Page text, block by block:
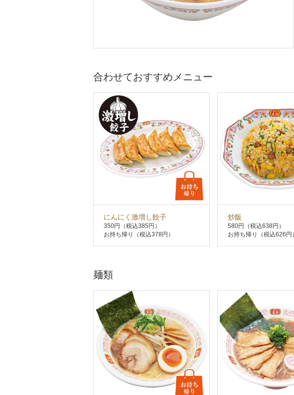
合わせておすすめメニュー
にんにく激増し餃子
350円
（税込385円）
お持ち帰り（税込378円）
炒飯
580円
（税込638円）
お持ち帰り（税込626円）
麺類